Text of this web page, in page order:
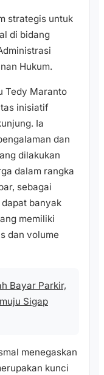
strategis untuk
di bidang
Hukum.
Tedy Maranto
inisiatif
Ia
dan
dilakukan
dalam rangka
sebagai
banyak
memiliki
dan volume
Bayar Parkir,
Sigap
menegaskan
kunci